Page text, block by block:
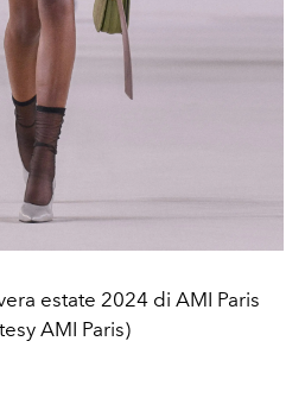
estate 2024 di AMI Paris
AMI Paris)